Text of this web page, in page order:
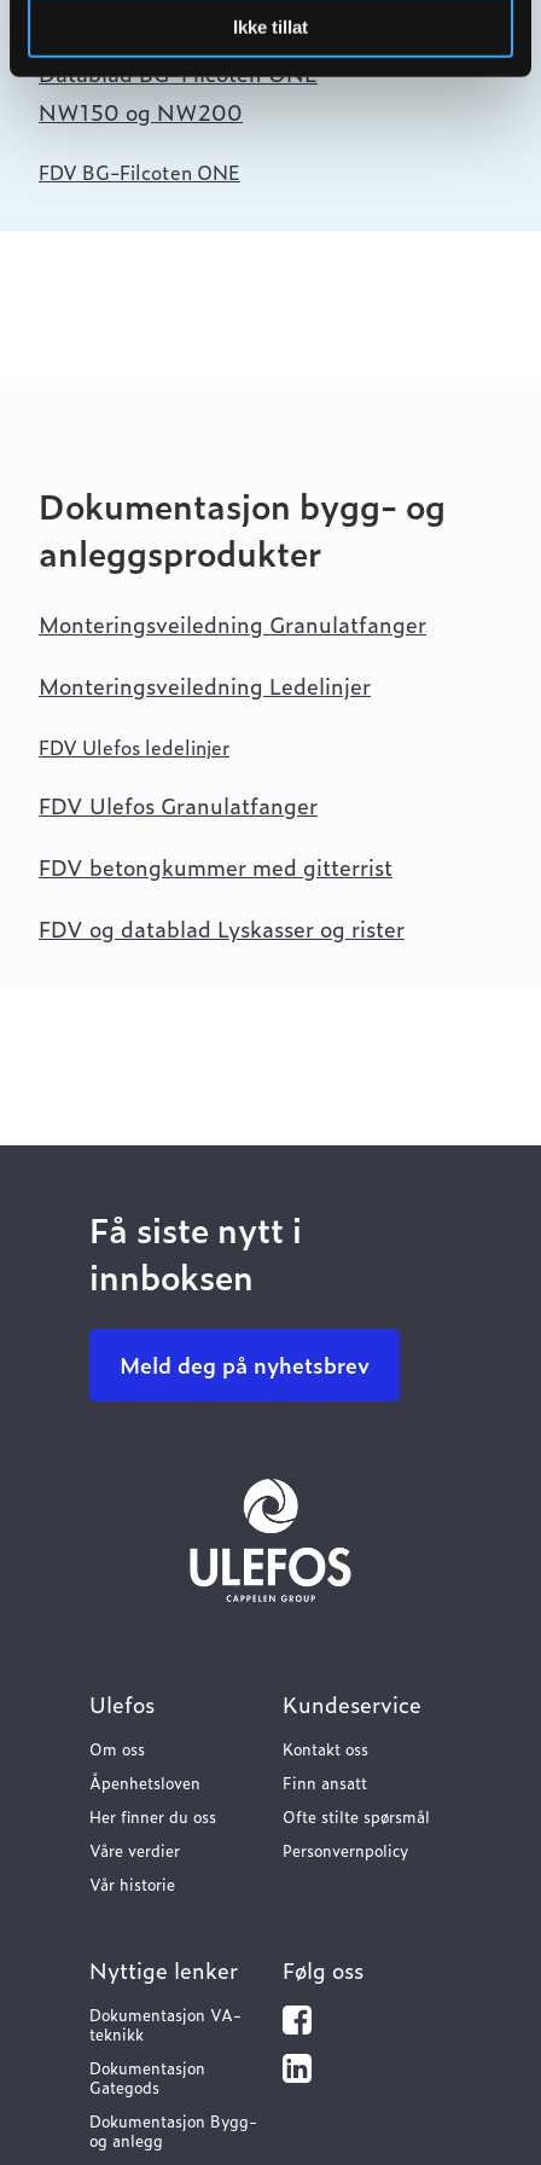
Ikke tillat
Filcoten ONE / ONE URBAN
Datablad BG-Filcoten ONE
NW150 og NW200
FDV BG-Filcoten ONE
Dokumentasjon bygg- og
anleggsprodukter
Monteringsveiledning Granulatfanger
Monteringsveiledning Ledelinjer
FDV Ulefos ledelinjer
FDV Ulefos Granulatfanger
FDV betongkummer med gitterrist
FDV og datablad Lyskasser og rister
Få siste nytt i
innboksen
Meld deg på nyhetsbrev
Ulefos
Om oss
Åpenhetsloven
Her finner du oss
Våre verdier
Vår historie
Kundeservice
Kontakt oss
Finn ansatt
Ofte stilte spørsmål
Personvernpolicy
Nyttige lenker
Dokumentasjon VA-
teknikk
Dokumentasjon
Gategods
Dokumentasjon Bygg-
og anlegg
Følg oss